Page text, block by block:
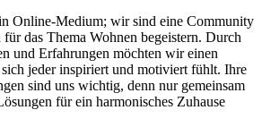
Online-Medium; wir sind eine Community
das Thema Wohnen begeistern. Durch
und Erfahrungen möchten wir einen
jeder inspiriert und motiviert fühlt. Ihre
sind uns wichtig, denn nur gemeinsam
für ein harmonisches Zuhause